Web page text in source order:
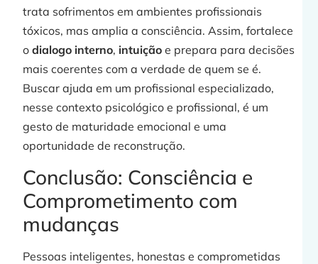
trata sofrimentos em ambientes profissionais
tóxicos, mas amplia a consciência. Assim, fortalece
odialogo interno, intuição e prepara para decisões
mais coerentes com a verdade de quem se é.
Buscar ajuda em um profissional especializado,
nesse contexto psicológico e profissional, é um
gesto de maturidade emocional e uma
oportunidade de reconstrução.
Conclusão: Consciência e
Comprometimento com
mudanças
Pessoas inteligentes, honestas e comprometidas